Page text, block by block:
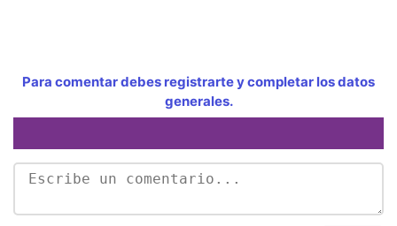
Para comentar debes registrarte y completar los datos
generales.